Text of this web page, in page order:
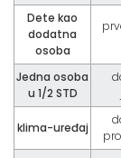
Dete kao
dodatna
osoba
Jedna osoba
u 1/2 STD
klima-uređaj